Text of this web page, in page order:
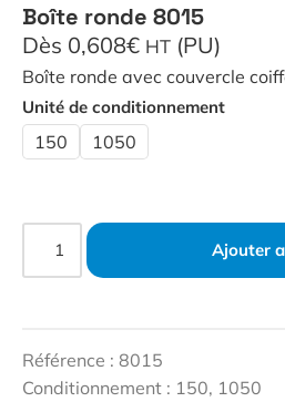
Boîte ronde 8015
Dès 0,608€ HT (PU)
Boîte ronde avec couvercle
Unité de conditionnement
150 1050
Ajouter
Référence : 8015
Conditionnement : 150, 1050